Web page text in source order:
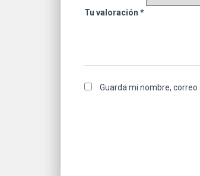
Tu valoración *
Guarda mi nombre,